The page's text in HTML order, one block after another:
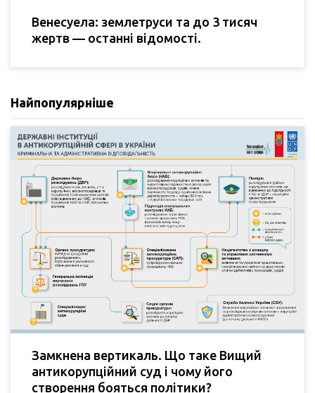
Венесуела: землетруси та до 3 тисяч
жертв — останні відомості.
Найпопулярніше
Замкнена вертикаль. Що таке Вищий
антикорупційний суд і чому його
створення бояться політики?